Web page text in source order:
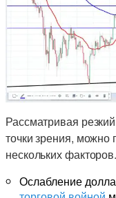
Рассматривая
точки зрения, можно
нескольких факторов.
Ослабление